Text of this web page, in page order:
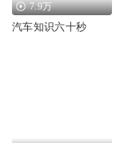
7.9万
汽车知识六十秒